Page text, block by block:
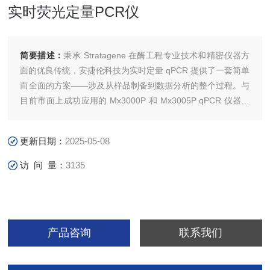
实时荧光定量PCR仪
简要描述： 秉承 Stratagene 在酶工程专业技术和精密仪器方
面的优良传统，安捷伦科技为实时定量 qPCR 提供了一套简单
而全面的方案——涉及从样品制备到数据分析的整个过程。与
目前市面上成功应用的 Mx3000P 和 Mx3005P qPCR 仪器一
更新日期： 2025-05-08
访 问 量：3135
产品咨询 联系我们